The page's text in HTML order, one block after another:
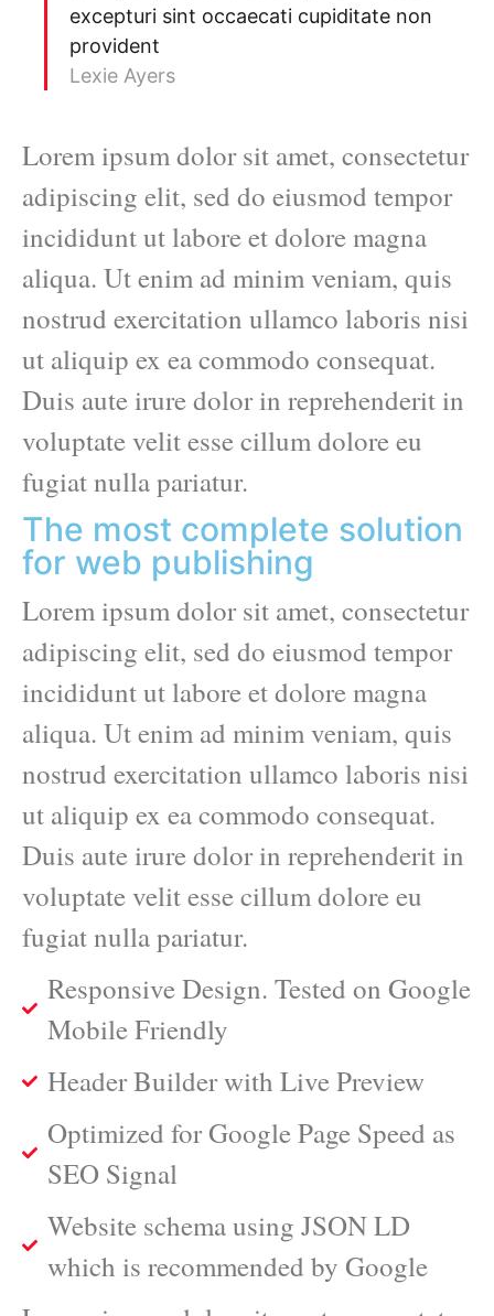
excepturi sint occaecati cupiditate non
provident
Lexie Ayers
Lorem ipsum dolor sit amet, consectetur
adipiscing elit, sed do eiusmod tempor
incididunt ut labore et dolore magna
aliqua. Ut enim ad minim veniam, quis
nostrud exercitation ullamco laboris nisi
ut aliquip ex ea commodo consequat.
Duis aute irure dolor in reprehenderit in
voluptate velit esse cillum dolore eu
fugiat nulla pariatur.
The most complete solution
for web publishing
Lorem ipsum dolor sit amet, consectetur
adipiscing elit, sed do eiusmod tempor
incididunt ut labore et dolore magna
aliqua. Ut enim ad minim veniam, quis
nostrud exercitation ullamco laboris nisi
ut aliquip ex ea commodo consequat.
Duis aute irure dolor in reprehenderit in
voluptate velit esse cillum dolore eu
fugiat nulla pariatur.
Responsive Design. Tested on Google
Mobile Friendly
Header Builder with Live Preview
Optimized for Google Page Speed as
SEO Signal
Website schema using JSON LD
which is recommended by Google